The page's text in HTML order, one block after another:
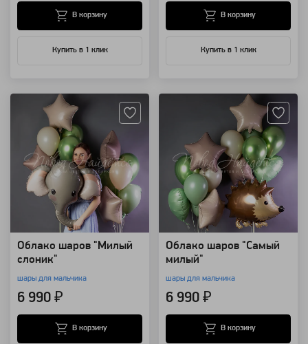
Купить в 1 клик
В корзину
Купить в 1 клик
В корзину
Облако шаров "Милый
слоник"
шары для мальчика
6 990 ₽
В корзину
Облако шаров "Самый
милый"
шары для мальчика
6 990 ₽
В корзину